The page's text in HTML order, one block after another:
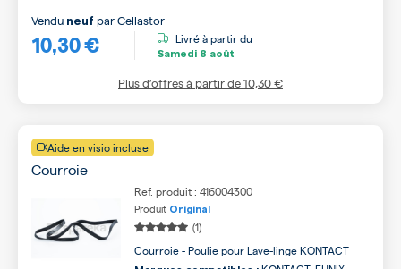
10,30 €
Vendu neuf parCellastor
Livré à partir du
Samedi 8 août
Plus d’offres à partir de10,30 €
Aide en visio incluse
Courroie
Ref. produit : 416004300
Produit Original
(1)
Courroie - Poulie pour Lave-linge KONTACT